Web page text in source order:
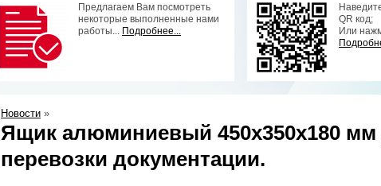
Предлагаем Вам посмотреть
некоторые выполненные нами
работы... Подробнее...
QR код;
Или
Новости »
Ящик алюминиевый 450х350х180 мм
перевозки документации.